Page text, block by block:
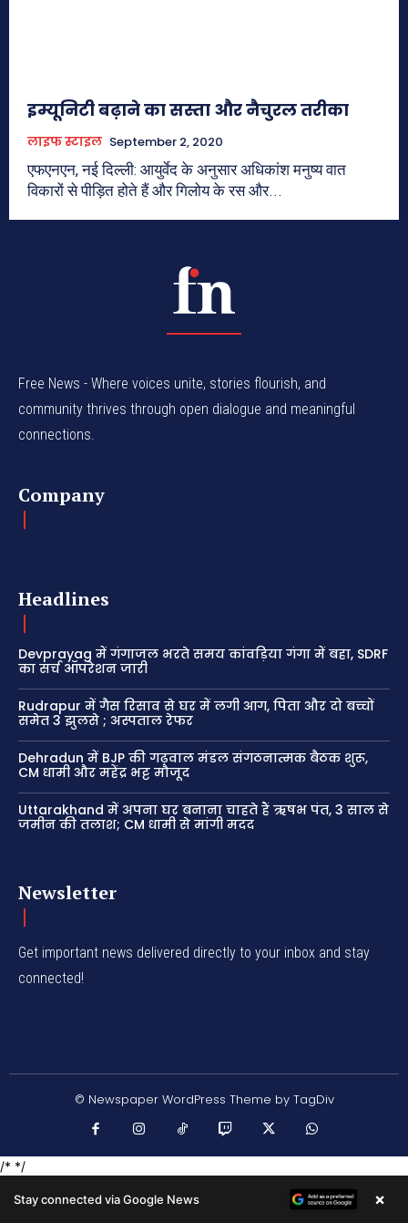
इम्यूनिटी बढ़ाने का सस्ता और नैचुरल तरीका
लाइफ स्टाइल September 2, 2020
एफएनएन, नई दिल्ली: आयुर्वेद के अनुसार अधिकांश मनुष्य वात
विकारों से पीड़ित होते हैं और गिलोय के रस और...
Free News - Where voices unite, stories flourish, and
community thrives through open dialogue and meaningful
connections.
Company
Headlines
Devprayag में गंगाजल भरते समय कांवड़िया गंगा में बहा, SDRF
का सर्च ऑपरेशन जारी
Rudrapur में गैस रिसाव से घर में लगी आग, पिता और दो बच्चों
समेत 3 झुलसे ; अस्पताल रेफर
Dehradun में BJP की गढ़वाल मंडल संगठनात्मक बैठक शुरू,
CM धामी और महेंद्र भट्ट मौजूद
Uttarakhand में अपना घर बनाना चाहते हैं ऋषभ पंत, 3 साल से
जमीन की तलाश; CM धामी से मांगी मदद
Newsletter
Get important news delivered directly to your inbox and stay
connected!
© Newspaper WordPress Theme by TagDiv
Stay connected via Google News ×
/* */